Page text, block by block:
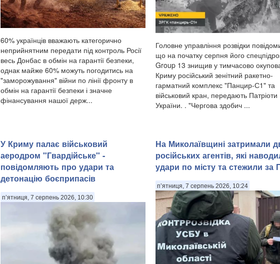
60% українців вважають категорично
неприйнятним передати під контроль Росії
весь Донбас в обмін на гарантії безпеки,
однак майже 60% можуть погодитись на
"заморожування" війни по лінії фронту в
обмін на гарантії безпеки і значне
фінансування нашої держ...
Головне управління розвідки
що на початку серпня його
Group 13 знищив у тимчасово
Криму російський зенітний ракетно-
гарматний комплекс "Панцир-С1" та
військовий кран, передають Патріоти
України. . "Чергова здобич ...
У Криму палає військовий
аеродром "Гвардійське" -
повідомляють про удари та
детонацію боєприпасів
п’ятниця, 7 серпень 2026, 10:30
На Миколаївщині затримали
російських агентів, які
удари по місту та стежили за
п’ятниця, 7 серпень 2026, 10:24